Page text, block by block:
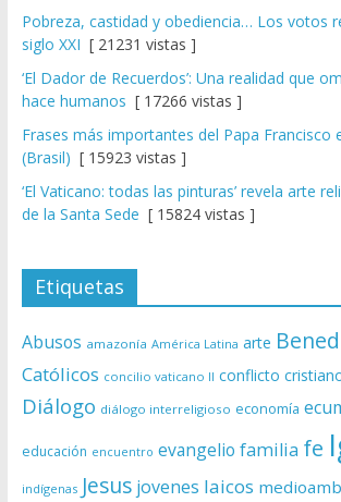
Pobreza, castidad y obediencia… Los votos
siglo XXI [ 21231 vistas ]
‘El Dador de Recuerdos’: Una realidad que
hace humanos [ 17266 vistas ]
Frases más importantes del Papa Francisco
(Brasil) [ 15923 vistas ]
‘El Vaticano: todas las pinturas’ revela arte
de la Santa Sede [ 15824 vistas ]
Etiquetas
Abusos amazonía América Latina arte
Católicos concilio vaticano II conflicto
Diálogo diálogo interreligioso economía
educación encuentro evangelio familia fe
indígenas Jesus jovenes laicos